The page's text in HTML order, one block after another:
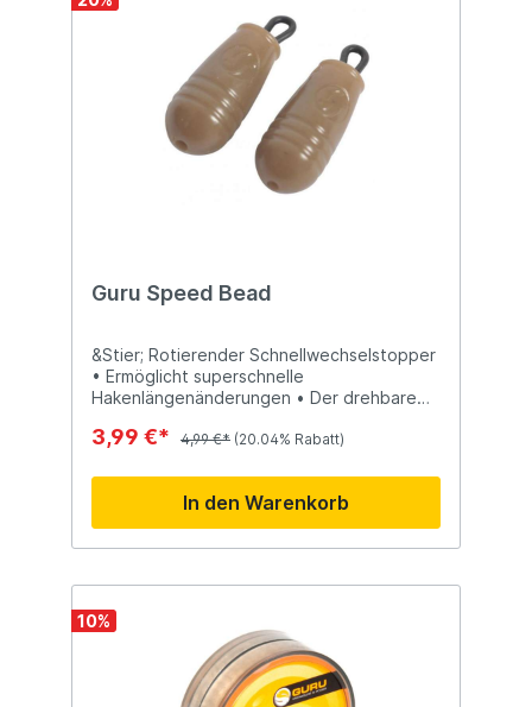
Guru Speed Bead
&Stier; Rotierender Schnellwechselstopper
• Ermöglicht superschnelle
Hakenlängenänderungen • Der drehbare
Verheddern des Hakens • Super sicher und
Feeder • Dient als Puffer für freilaufende
3,99 €* 4,99 €* (20.04% Rabatt)
In den Warenkorb
10%